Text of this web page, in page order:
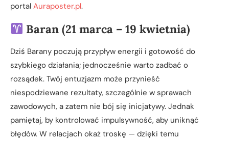
portal Auraposter.pl.
Baran (21 marca – 19 kwietnia)
Dziś Barany poczują przypływ energii i gotowość do
szybkiego działania; jednocześnie warto zadbać o
rozsądek. Twój entuzjazm może przynieść
niespodziewane rezultaty, szczególnie w sprawach
zawodowych, a zatem nie bój się inicjatywy. Jednak
pamiętaj, by kontrolować impulsywność, aby uniknąć
błędów. W relacjach okaż troskę — dzięki temu